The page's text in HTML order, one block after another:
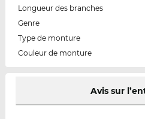
Longueur des branches
Genre
Type de monture
Couleur de monture
Avis sur